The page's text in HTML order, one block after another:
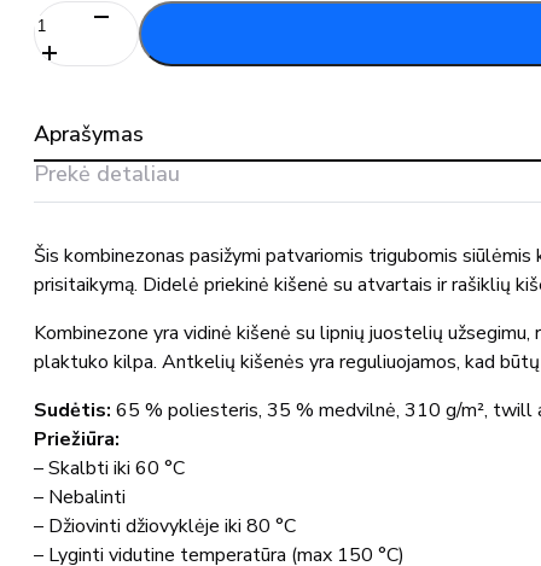
produkto
kiekis:
Puskombinezonis
kišenėmis
00969-
Aprašymas
Prekė detaliau
Šis kombinezonas pasižymi patvariomis trigubomis
prisitaikymą. Didelė priekinė kišenė su atvartais ir rašiklių
Kombinezone yra vidinė kišenė su lipnių juostelių
plaktuko kilpa. Antkelių kišenės yra reguliuojamos, kad
Sudėtis: 65 % poliesteris, 35 % medvilnė, 310 g/m², twill
Priežiūra:
– Skalbti iki 60 °C
– Nebalinti
– Džiovinti džiovyklėje iki 80 °C
– Lyginti vidutine temperatūra (max 150 °C)